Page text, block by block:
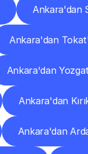
Ankara'dan
Ankara'dan
Ankara'dan
Ankara'dan
Ankara'dan